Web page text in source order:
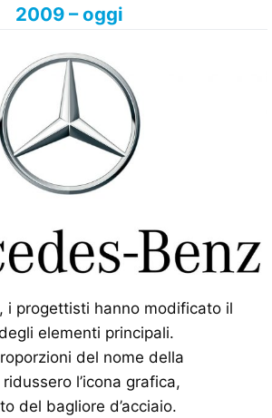
2009 – oggi
i progettisti hanno modificato il
elementi principali.
del nome della
l’icona grafica,
del bagliore d’acciaio.